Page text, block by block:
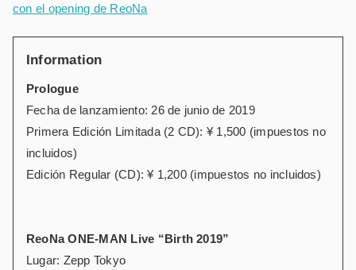
con el opening de ReoNa
Information
Prologue
Fecha de lanzamiento: 26 de junio de 2019
Primera Edición Limitada (2 CD): ¥ 1,500 (impuestos no
incluidos)
Edición Regular (CD): ¥ 1,200 (impuestos no incluidos)
ReoNa ONE-MAN Live “Birth 2019”
Lugar: Zepp Tokyo